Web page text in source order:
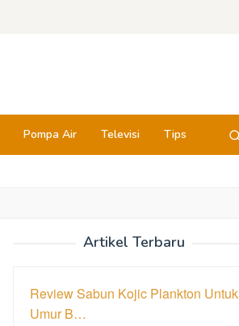
Pompa Air Televisi Tips
Artikel Terbaru
Review Sabun Kojic Plankton Untuk
Umur B…